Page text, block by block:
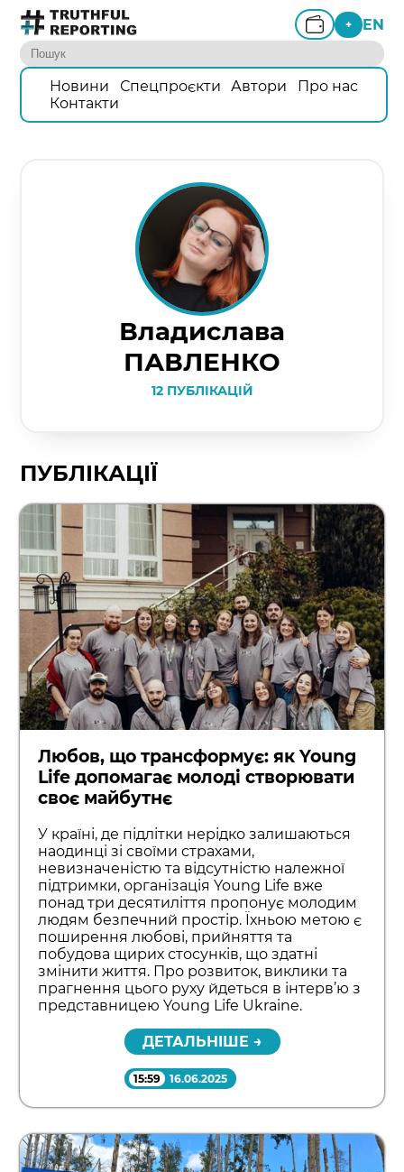
+ EN
Новини Спецпроєкти Автори
Про нас
Контакти
Владислава
ПАВЛЕНКО
12 ПУБЛІКАЦІЙ
ПУБЛІКАЦІЇ
Любов, що трансформує: як Young
Life допомагає молоді створювати
своє майбутнє
У країні, де підлітки нерідко залишаються
наодинці зі своїми страхами,
невизначеністю та відсутністю належної
підтримки, організація Young Life вже
понад три десятиліття пропонує молодим
людям безпечний простір. Їхньою метою є
поширення любові, прийняття та
побудова щирих стосунків, що здатні
змінити життя. Про розвиток, виклики та
прагнення цього руху йдеться в інтерв’ю з
представницею Young Life Ukraine.
ДЕТАЛЬНІШЕ →
15:59 16.06.2025